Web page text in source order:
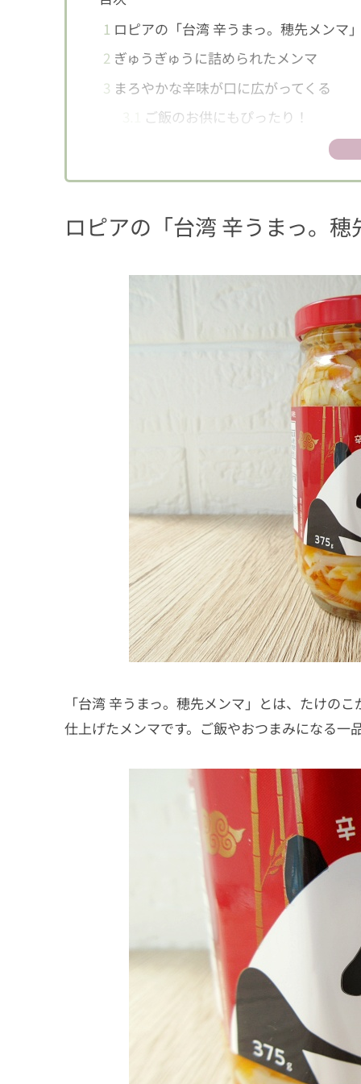
1 ロピアの「台湾 辛うまっ。穂先メンマ
2 ぎゅうぎゅうに詰められたメンマ
3 まろやかな辛味が口に広がってくる
ご飯のお供にもぴったり！
さまざまなシチュエーションで使える
ロピアの「台湾 辛うまっ。
「台湾 辛うまっ。穂先メンマ」とは、たけの
仕上げたメンマです。ご飯やおつまみになる一